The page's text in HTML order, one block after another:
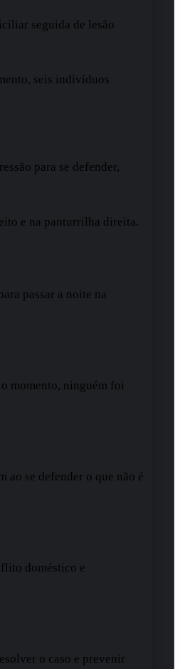
seguida de lesão
seis indivíduos
para se defender,
e na panturrilha direita.
passar a noite na
momento, ninguém foi
ao se defender o que não é
doméstico e
o caso e prevenir